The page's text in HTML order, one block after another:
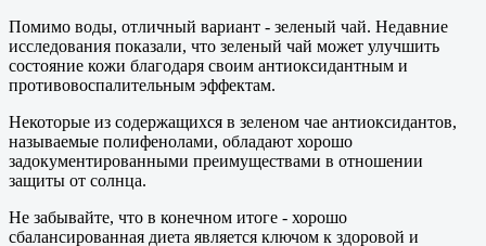
Помимо воды, отличный вариант - зеленый чай. Недавние
исследования показали, что зеленый чай может улучшить
состояние кожи благодаря своим антиоксидантным и
противовоспалительным эффектам.
Некоторые из содержащихся в зеленом чае антиоксидантов,
называемые полифенолами, обладают хорошо
задокументированными преимуществами в отношении
защиты от солнца.
Не забывайте, что в конечном итоге - хорошо
сбалансированная диета является ключом к здоровой и